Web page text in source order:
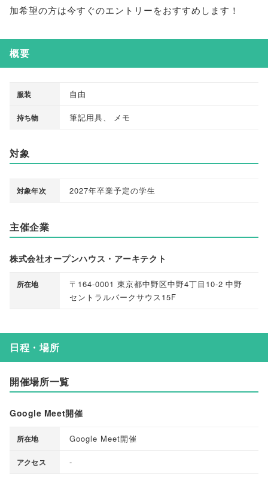
加希望の方は今すぐのエントリーをおすすめします！
概要
服装 自由
持ち物 筆記用具 メモ
対象
対象年次 2027年卒業予定の学生
主催企業
株式会社オープンハウス・アーキテクト
所在地
〒164-0001 東京都中野区中野4丁目10-2 中野
セントラルパークサウス15F
日程・場所
開催場所一覧
Google Meet開催
所在地 Google Meet開催
アクセス -